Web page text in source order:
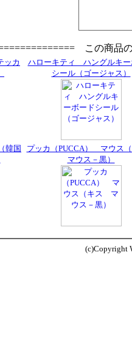
この商品
ッカ
ハローキティ ハングルキー
シール（ゴージャス）
韓国
プッカ（PUCCA） マウス
マウス－黒）
(c)Copyright